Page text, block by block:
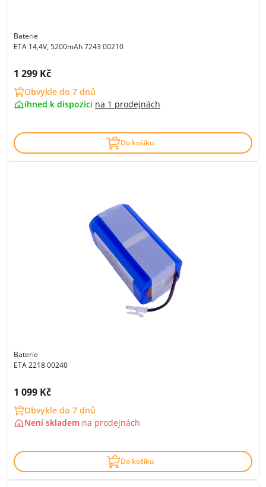
Baterie
ETA 14,4V, 5200mAh 7243 00210
Cena s DPH:
1 299 Kč
Obvykle do 7 dnů
ihned k dispozici na 1 prodejnách
Do košíku
Baterie
ETA 2218 00240
Cena s DPH:
1 099 Kč
Obvykle do 7 dnů
Není skladem na prodejnách
Do košíku